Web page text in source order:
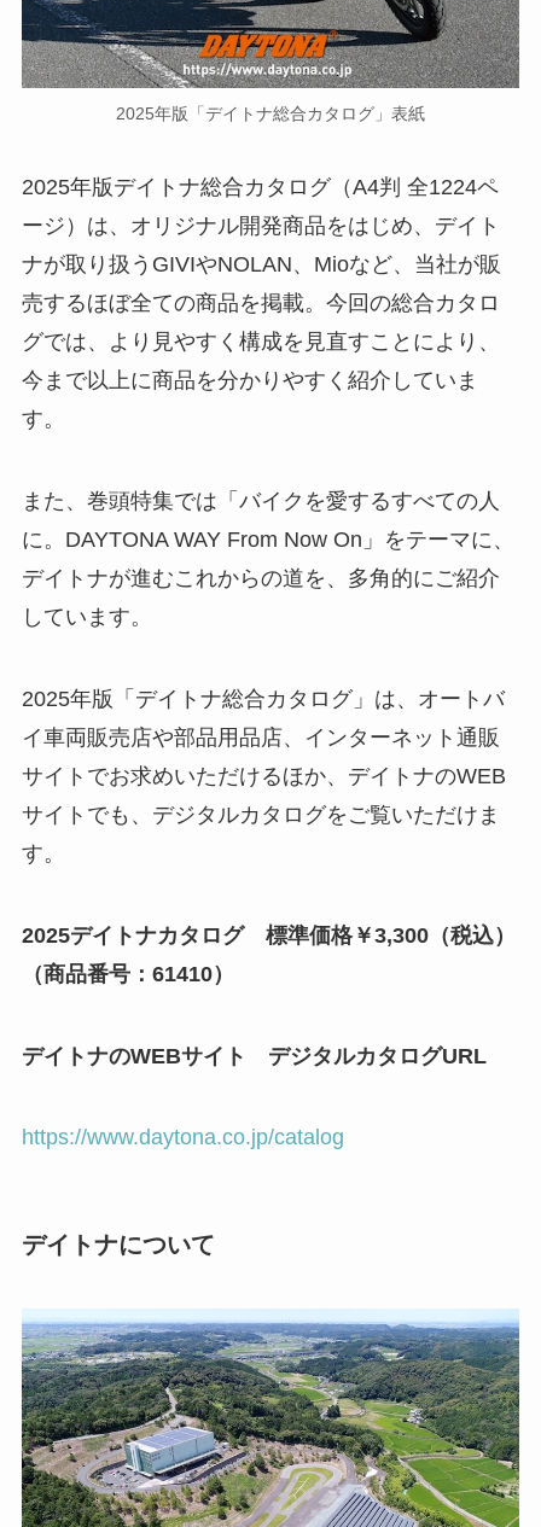
2025年版「デイトナ総合カタログ」表紙
2025年版デイトナ総合カタログ（A4判 全1224ペ
ージ）は、オリジナル開発商品をはじめ、デイト
ナが取り扱うGIVIやNOLAN、Mioなど、当社が販
売するほぼ全ての商品を掲載。今回の総合カタロ
グでは、より見やすく構成を見直すことにより、
今まで以上に商品を分かりやすく紹介していま
す。
また、巻頭特集では「バイクを愛するすべての人
に。DAYTONA WAY From Now On」をテーマに、
デイトナが進むこれからの道を、多角的にご紹介
しています。
2025年版「デイトナ総合カタログ」は、オートバ
イ車両販売店や部品用品店、インターネット通販
サイトでお求めいただけるほか、デイトナのWEB
サイトでも、デジタルカタログをご覧いただけま
す。
2025デイトナカタログ 標準価格￥3,300（税込）
（商品番号：61410）
デイトナのWEBサイト デジタルカタログURL
https://www.daytona.co.jp/catalog
デイトナについて